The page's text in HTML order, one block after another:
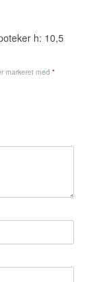
h: 10,5
markeret med *